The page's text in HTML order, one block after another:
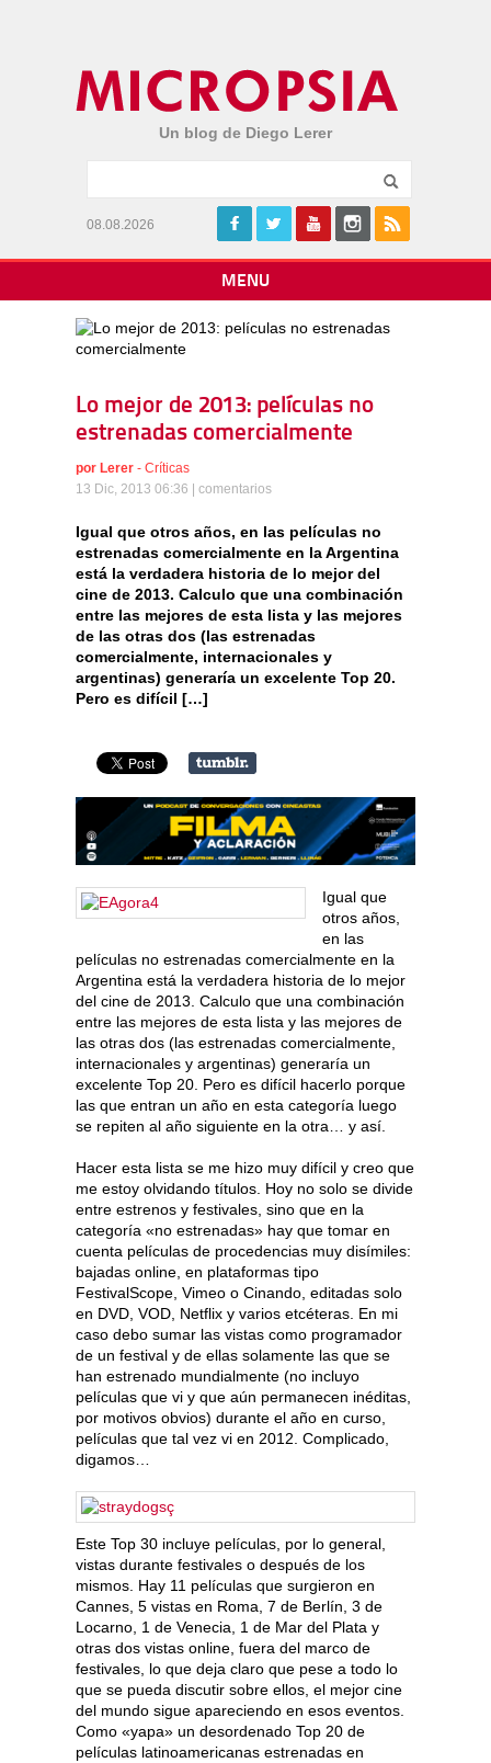
Un blog de Diego Lerer
08.08.2026
MENU
Lo mejor de 2013: películas no
estrenadas comercialmente
por Lerer - Críticas
13 Dic, 2013 06:36 | comentarios
Igual que otros años, en las películas no
estrenadas comercialmente en la Argentina
está la verdadera historia de lo mejor del
cine de 2013. Calculo que una combinación
entre las mejores de esta lista y las mejores
de las otras dos (las estrenadas
comercialmente, internacionales y
argentinas) generaría un excelente Top 20.
Pero es difícil […]
Igual que
otros años,
en las
películas no estrenadas comercialmente en la
Argentina está la verdadera historia de lo mejor
del cine de 2013. Calculo que una combinación
entre las mejores de esta lista y las mejores de
las otras dos (las estrenadas comercialmente,
internacionales y argentinas) generaría un
excelente Top 20. Pero es difícil hacerlo porque
las que entran un año en esta categoría luego
se repiten al año siguiente en la otra… y así.
Hacer esta lista se me hizo muy difícil y creo que
me estoy olvidando títulos. Hoy no solo se divide
entre estrenos y festivales, sino que en la
categoría «no estrenadas» hay que tomar en
cuenta películas de procedencias muy disímiles:
bajadas online, en plataformas tipo
FestivalScope, Vimeo o Cinando, editadas solo
en DVD, VOD, Netflix y varios etcéteras. En mi
caso debo sumar las vistas como programador
de un festival y de ellas solamente las que se
han estrenado mundialmente (no incluyo
películas que vi y que aún permanecen inéditas,
por motivos obvios) durante el año en curso,
películas que tal vez vi en 2012. Complicado,
digamos…
Este Top 30 incluye películas, por lo general,
vistas durante festivales o después de los
mismos. Hay 11 películas que surgieron en
Cannes, 5 vistas en Roma, 7 de Berlín, 3 de
Locarno, 1 de Venecia, 1 de Mar del Plata y
otras dos vistas online, fuera del marco de
festivales, lo que deja claro que pese a todo lo
que se pueda discutir sobre ellos, el mejor cine
del mundo sigue apareciendo en esos eventos.
Como «yapa» un desordenado Top 20 de
películas latinoamericanas estrenadas en